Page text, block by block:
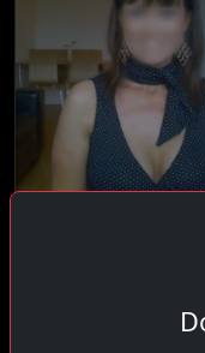
nedělám si starosti a